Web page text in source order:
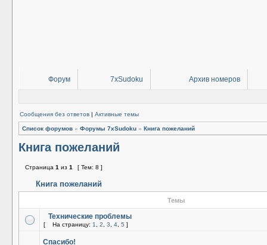
Форум 7xSudoku Архив номеров
Сообщения без ответов | Активные темы
Список форумов » Форумы 7xSudoku » Книга пожеланий
Книга пожеланий
Страница 1 из 1 [ Тем: 8 ]
Книга пожеланий
Темы
Технические проблемы
[ На страницу: 1 2 3 4 5 ]
Спасибо!